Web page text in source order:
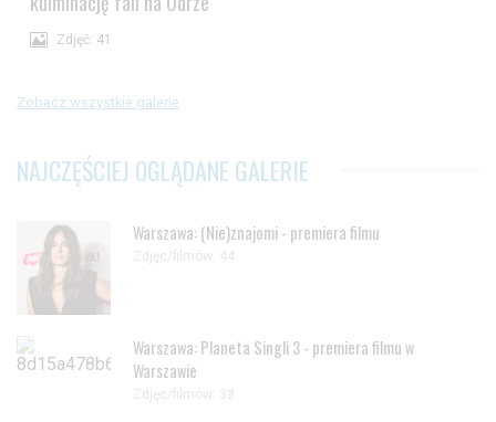
Zdjęć: 41
Zobacz wszystkie galerie
NAJCZĘŚCIEJ OGLĄDANE GALERIE
Warszawa: (Nie)znajomi - premiera filmu
Zdjęc/filmów: 44
Warszawa: Planeta Singli 3 - premiera filmu w
Warszawie
Zdjęc/filmów: 38